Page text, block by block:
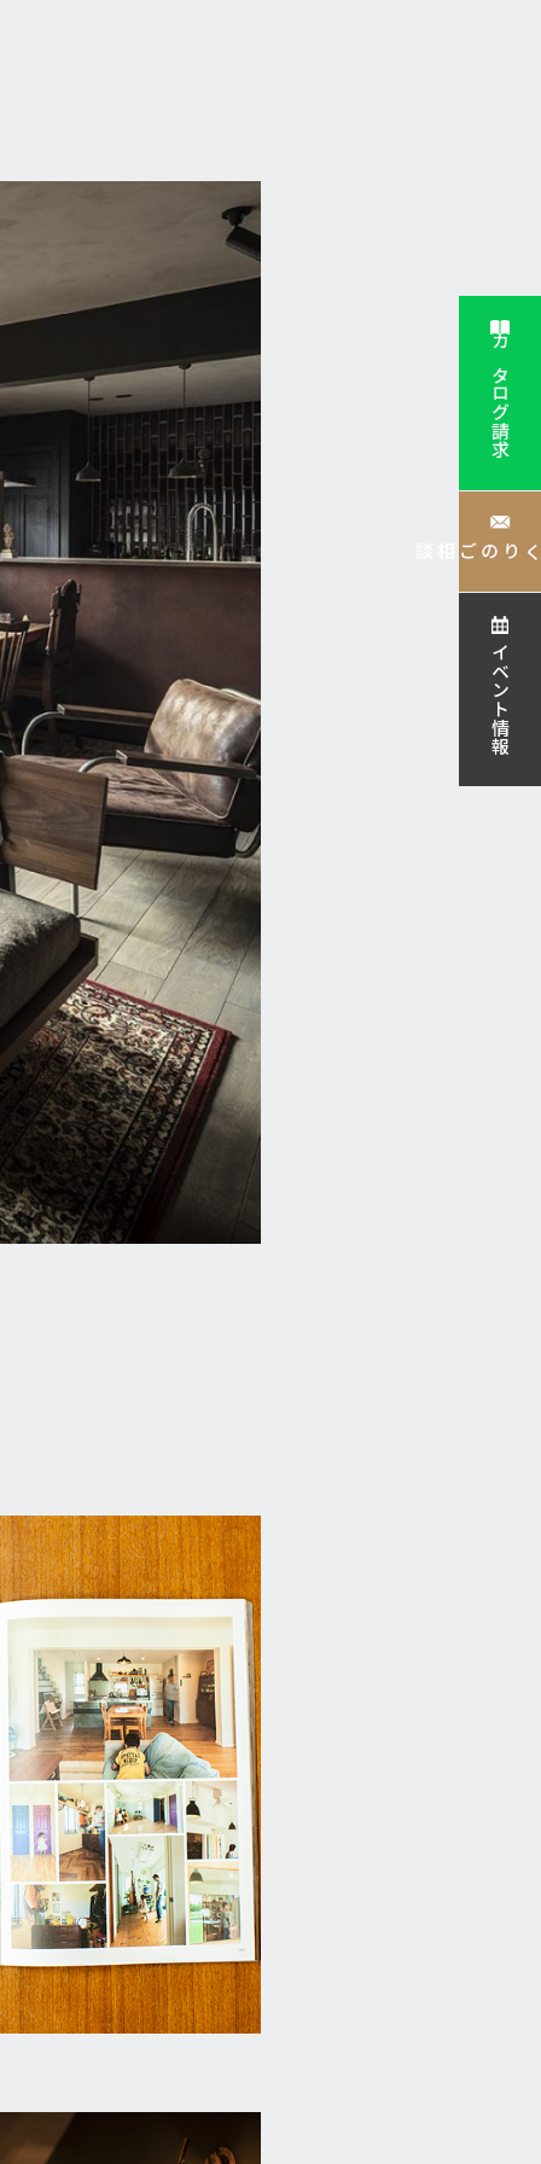
カタログ請求
家づくりの
イベント情報